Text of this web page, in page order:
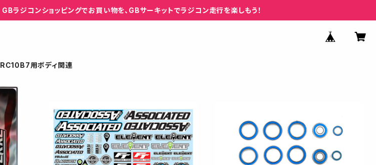
GBラジコンショッピングでお買い物を、GBサーキットでラジコン走行を楽しもう！
RC10B7用ボディ関連